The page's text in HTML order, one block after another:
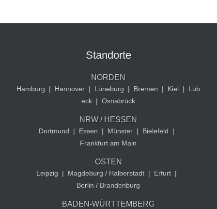
Standorte
NORDEN
Hamburg | Hannover | Lüneburg | Bremen | Kiel |
Lüb
eck | Osnabrück
NRW / HESSEN
Dortmund | Essen | Münster | Bielefeld
|
Frankfurt am Main
OSTEN
Leipzig | Magdeburg / Halberstadt | Erfurt |
Berlin / Brandenburg
BADEN-WÜRTTEMBERG